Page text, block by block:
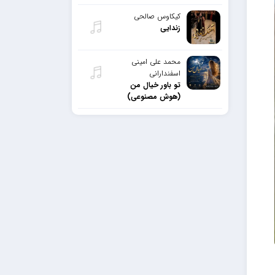
کیکاوس صالحی
زندایی
محمد علی امینی
اسفندارانی
تو باور خیال من
(هوش مصنوعی)